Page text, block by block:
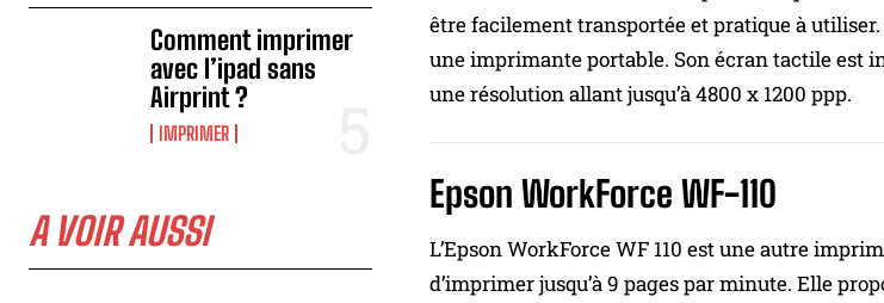
Comment imprimer
avec l’ipad sans
Airprint ?
IMPRIMER
A VOIR AUSSI
être facilement transportée et pratique à
une imprimante portable. Son écran tactile est
une résolution allant jusqu’à 4800 x 1200 ppp.
Epson WorkForce WF-110
L’Epson WorkForce WF 110 est une autre
d’imprimer jusqu’à 9 pages par minute. Elle